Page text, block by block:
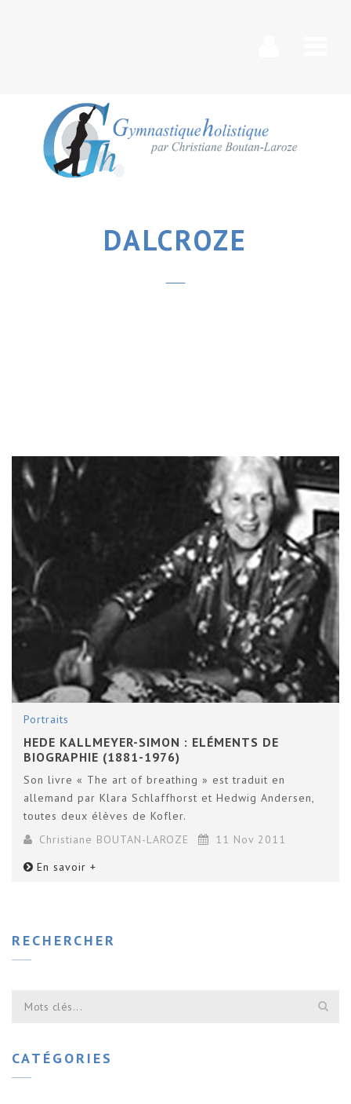
DALCROZE
Portraits
HEDE KALLMEYER-SIMON : ELÉMENTS DE
BIOGRAPHIE (1881-1976)
Son livre « The art of breathing » est traduit en
allemand par Klara Schlaffhorst et Hedwig Andersen,
toutes deux élèves de Kofler.
Christiane BOUTAN-LAROZE
11 Nov 2011
En savoir +
RECHERCHER
CATÉGORIES